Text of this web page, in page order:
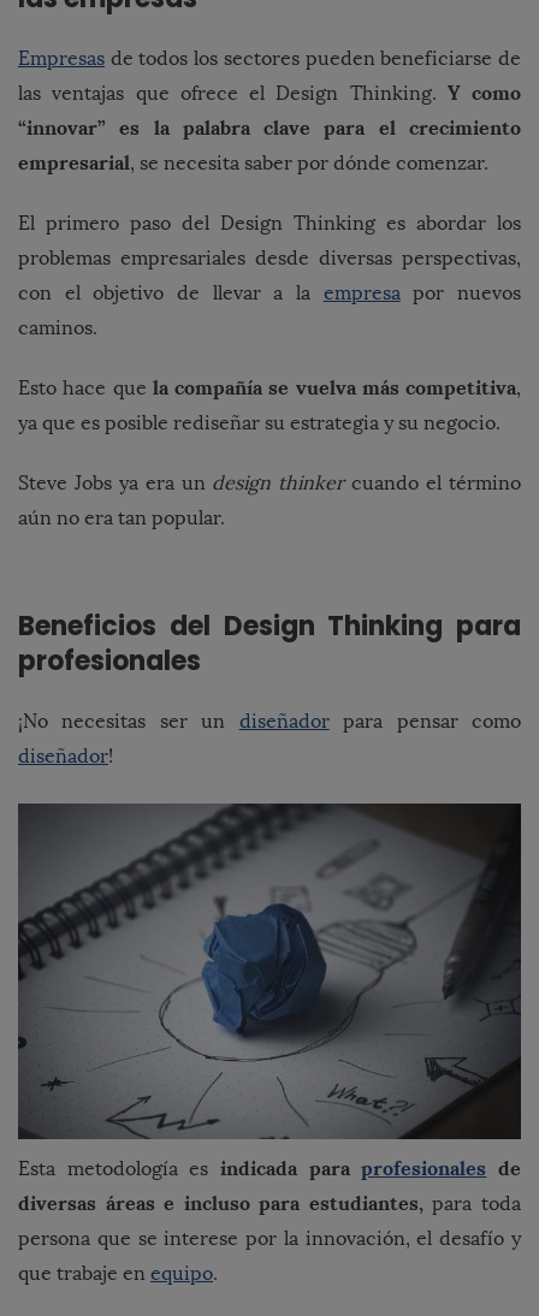
Empresas de todos los sectores pueden beneficiarse de
las ventajas que ofrece el Design Thinking. Y como
“innovar” es la palabra clave para el crecimiento
empresarial, se necesita saber por dónde comenzar.
El primero paso del Design Thinking es abordar los
problemas empresariales desde diversas perspectivas,
con el objetivo de llevar a la empresapor nuevos
caminos.
Esto hace que la compañía se vuelva más competitiva,
ya que es posible rediseñar su estrategia y su negocio.
Steve Jobs ya era un design thinkercuando el término
aún no era tan popular.
Beneficios del Design Thinking para
profesionales
¡No necesitas ser un diseñadorpara pensar como
diseñador!
Esta metodología es indicada paraprofesionales de
diversas áreas e incluso para estudiantes,para toda
persona que se interese por la innovación, el desafío y
que trabaje en equipo.